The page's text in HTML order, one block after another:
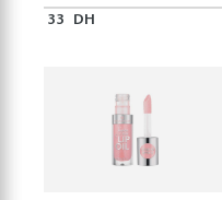
33 DH